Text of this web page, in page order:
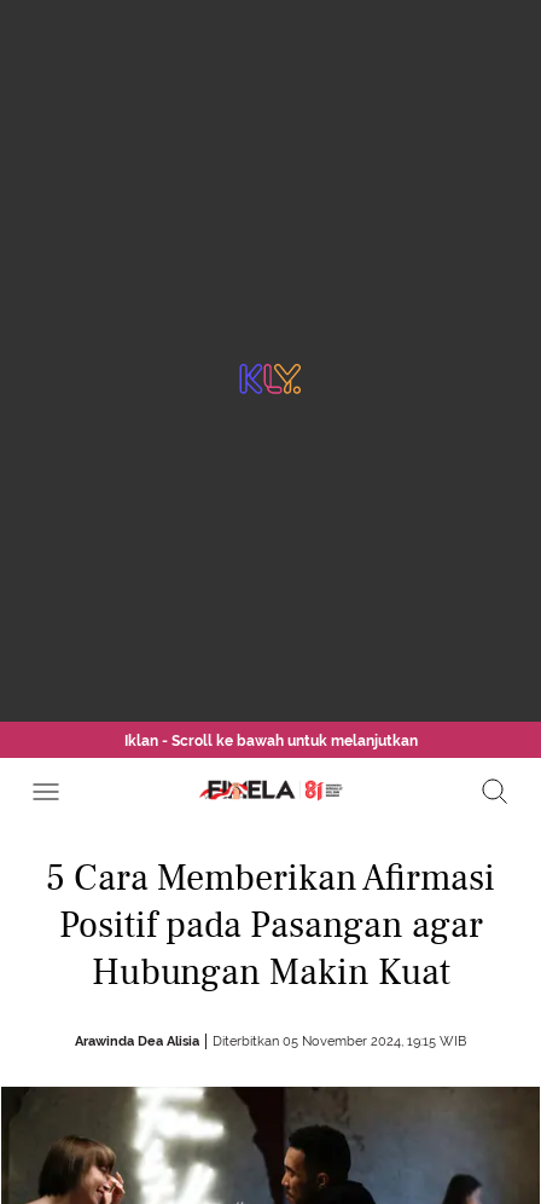
Iklan - Scroll ke bawah untuk melanjutkan
5 Cara Memberikan Afirmasi
Positif pada Pasangan agar
Hubungan Makin Kuat
Arawinda Dea Alisia Diterbitkan 05 November 2024, 19:15 WIB